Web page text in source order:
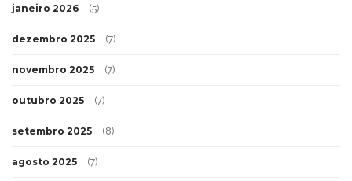
janeiro 2026 (5)
dezembro 2025 (7)
novembro 2025 (7)
outubro 2025 (7)
setembro 2025 (8)
agosto 2025 (7)